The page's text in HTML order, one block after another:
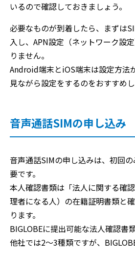
いるので確認しておきましょう。
必要なものが到着したら、まずは
入し、APN設定（ネットワーク設
りません。
Android端末とiOS端末は設定方法
見ながら設定をするのをおすすめし
音声通話SIMの申し込み
音声通話SIMの申し込みは、初回
要です。
本人確認書類は「法人に関する確
理者になる人）の在籍証明書類と
ります。
BIGLOBEに提出可能な法人確認書
他社では2～3種類ですが、